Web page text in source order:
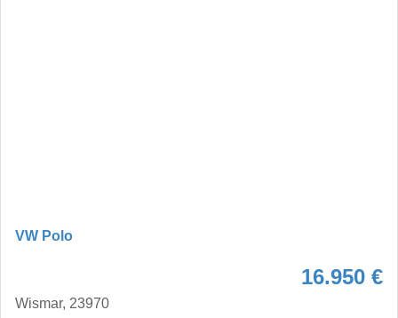
VW Polo
16.950 €
Wismar, 23970